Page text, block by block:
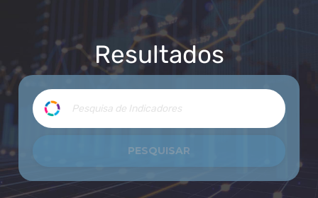
Resultados